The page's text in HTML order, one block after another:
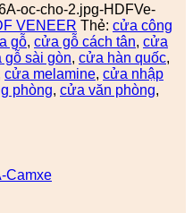
oc-cho-2.jpg-HDFVe-
VENEER Thẻ: cửa công
gỗ, cửa gỗ cách tân, cửa
gỗ sài gòn, cửa hàn quốc,
cửa melamine, cửa nhập
phòng, cửa văn phòng,